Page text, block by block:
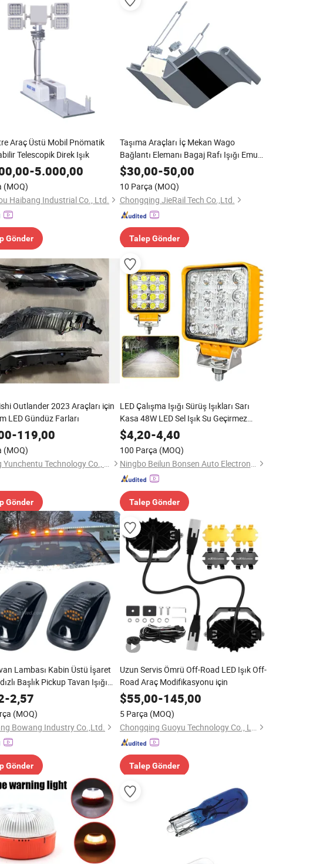
Araç Üstü Mobil Pnömatik
Telescopik Direk Işık
-5.000,00
(MOQ)
Haibang Industrial Co., Ltd.
Gönder
Taşıma Araçları İç Mekan Wago
Bağlantı Elemanı Bagaj Rafı Işığı Emu
Ht321
$30,00-50,00
10 Parça (MOQ)
Chongqing JieRail Tech Co.,Ltd.
Talep Gönder
Outlander 2023 Araçları için
LED Gündüz Farları
-119,00
(MOQ)
Nanjing Yunchentu Technology Co., Ltd
Gönder
LED Çalışma Işığı Sürüş Işıkları Sarı
Kasa 48W LED Sel Işık Su Geçirmez
Kalınlaştırılmış Darbeye Dayanıklı
İnşaat Araçları için
$4,20-4,40
100 Parça (MOQ)
Ningbo Beilun Bonsen Auto Electron Co., Ltd.
Talep Gönder
Lambası Kabin Üstü İşaret
Başlık Pickup Tavan Işığı
-2,57
(MOQ)
Bowang Industry Co.,Ltd.
Gönder
Uzun Servis Ömrü Off-Road LED Işık Off-
Road Araç Modifikasyonu için
$55,00-145,00
5 Parça (MOQ)
Chongqing Guoyu Technology Co., Ltd.
Talep Gönder